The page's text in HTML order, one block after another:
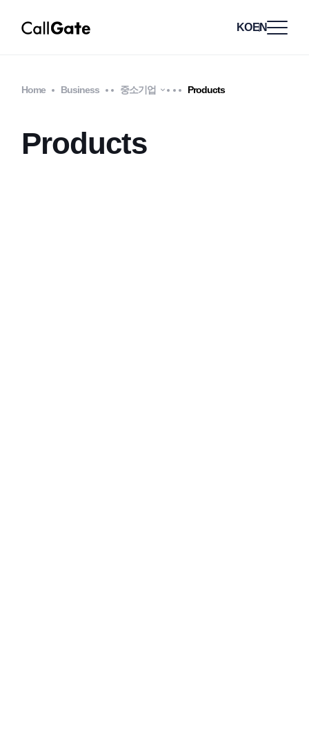
KOEN
Home Business 중소기업 Products
Products